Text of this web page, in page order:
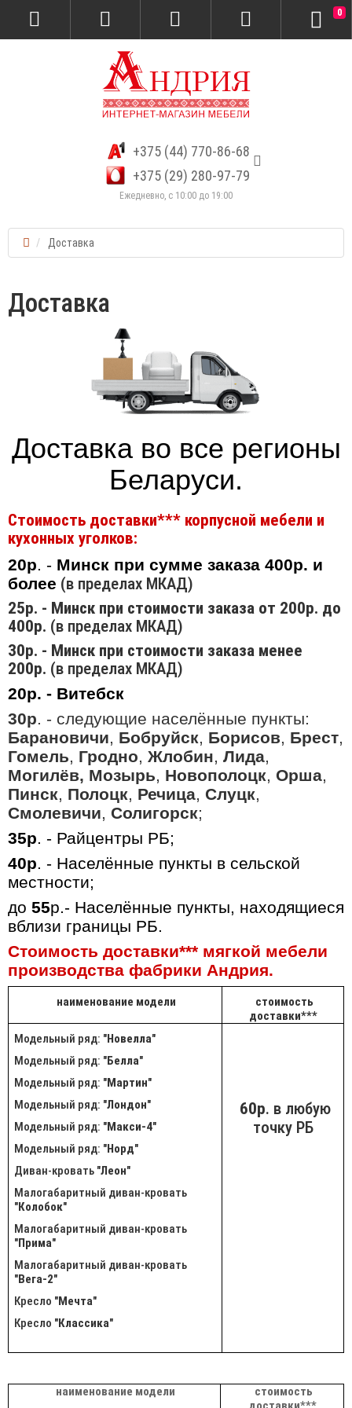
+375 (44) 770-86-68
+375 (29) 280-97-79
Ежедневно, с 10:00 до 19:00
0
Доставка
Доставка
Доставка во все регионы
Беларуси.
Стоимость доставки*** корпусной мебели и
кухонных уголков:
20р . - Минск при сумме заказа 400р. и
более (в пределах МКАД)
25р. - Минск при стоимости заказа от 200р. до
400р. (в пределах МКАД)
30р. - Минск при стоимости заказа менее
200р. (в пределах МКАД)
20р. - Витебск
30р . - следующие населённые пункты:
Барановичи
Бобруйск Борисов Брест
Гомель
Гродно Жлобин Лида
Могилёв, Мозырь Новополоцк Орша
Пинск Полоцк Речица Слуцк
Смолевичи
Солигорск;
35р . - Райцентры РБ;
40р . - Населённые пункты в сельской
местности;
до 55р.- Населённые пункты, находящиеся
вблизи границы РБ.
Стоимость доставки*** мягкой мебели
производства фабрики Андрия.
наименование модели
стоимость
доставки***
Модельный ряд: "Новелла"
Модельный ряд: "Белла"
Модельный ряд: "Мартин"
Модельный ряд: "Лондон"
Модельный ряд: "Макси-4"
Модельный ряд: "Норд"
Диван-кровать "Леон"
Малогабаритный диван-кровать
"Колобок"
Малогабаритный диван-кровать
"Прима"
Малогабаритный диван-кровать
"Вега-2"
Кресло "Мечта"
Кресло "Классика"
60р. в любую
точку РБ
наименование модели
стоимость